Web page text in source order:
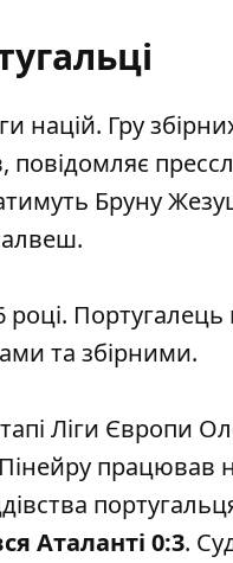
націй. Гру
, повідомляє
Бруну
році.
та збірними.
Ліги Європи
працював
Аталанті 0:3.